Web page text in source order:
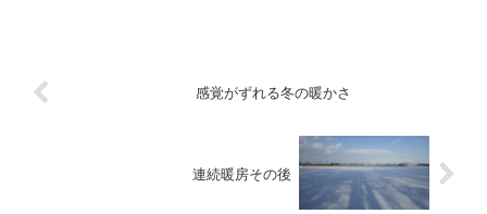
感覚がずれる冬の暖かさ
連続暖房その後